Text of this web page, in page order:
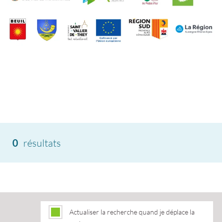
0 résultats
Actualiser la recherche quand je déplace la